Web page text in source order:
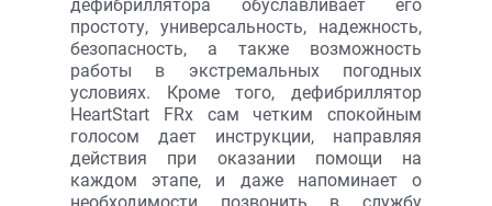
дефибриллятора обуславливает его
простоту, универсальность, надежность,
безопасность, а также возможность
работы в экстремальных погодных
условиях. Кроме того, дефибриллятор
HeartStart FRx сам четким спокойным
голосом дает инструкции, направляя
действия при оказании помощи на
каждом этапе, и даже напоминает о